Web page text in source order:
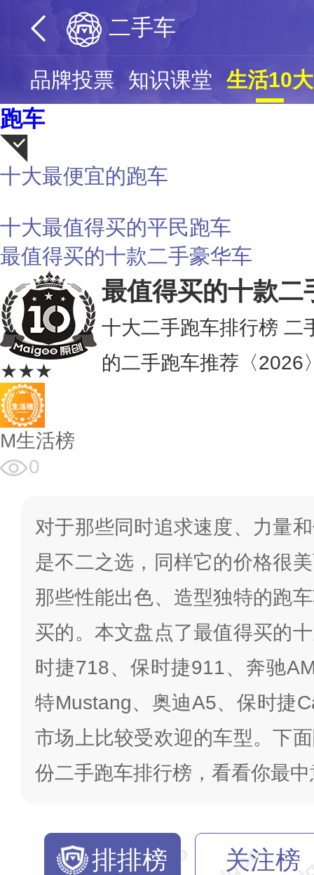
二手车
品牌投票 知识课堂 生活10大
跑车
十大最便宜的跑车
十大最值得买的平民跑车
最值得买的十款二手豪华车
★★★
最值得买的十款二
十大二手跑车排行榜 二
的二手跑车推荐〈2026
M生活榜
0
对于那些同时追求速度、力量
是不二之选，同样它的价格很
那些性能出色、造型独特的跑
买的。本文盘点了最值得买的
时捷718、保时捷911、奔驰
特Mustang、奥迪A5、保时捷
市场上比较受欢迎的车型。下
份二手跑车排行榜，看看你最
排排榜 关注榜